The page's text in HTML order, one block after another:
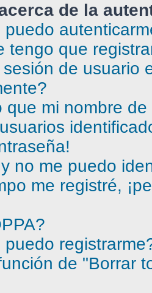
de la
tengo que
de usuario
que mi nombre
no me puedo
me registré,
de "Borrar